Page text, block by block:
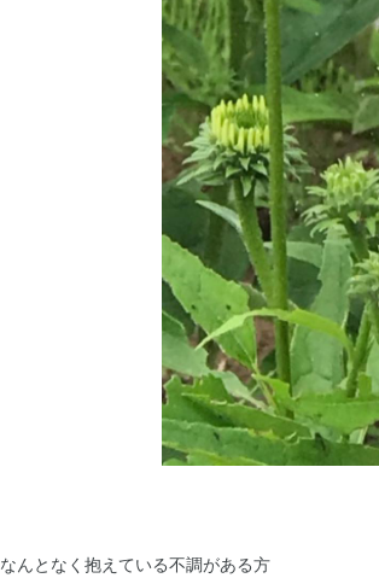
なんとなく抱えている不調がある方